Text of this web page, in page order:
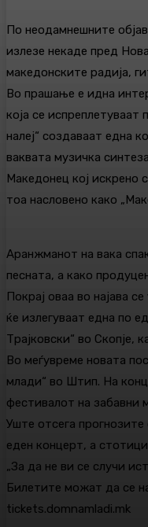
По неодамнешните
излезе некаде пред
македонските радија,
Во прашање е идна
која се
налеј“ создаваат една
ваквата музичка
Македонец кој искрено
тоа насловено како
Аранжманот на вака
песната, а како
Покрај оваа во најава
ќе излегуваат една по
Трајковски“ во Скопје,
Во меѓувреме новата
млади“ во Штип. На
фестивалот на забавни
Уште отсега
еден концерт, а
„За да не ви се случи
Билетите можат да се
tickets.domnamladi.mk